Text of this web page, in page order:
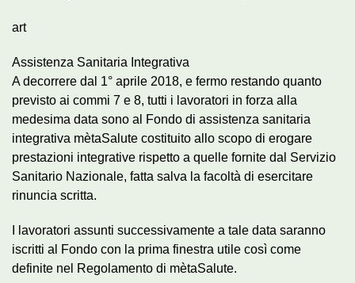
art
Assistenza Sanitaria Integrativa
A decorrere dal 1° aprile 2018, e fermo restando quanto
previsto ai commi 7 e 8, tutti i lavoratori in forza alla
medesima data sono al Fondo di assistenza sanitaria
integrativa mètaSalute costituito allo scopo di erogare
prestazioni integrative rispetto a quelle fornite dal Servizio
Sanitario Nazionale, fatta salva la facoltà di esercitare
rinuncia scritta.
I lavoratori assunti successivamente a tale data saranno
iscritti al Fondo con la prima finestra utile così come
definite nel Regolamento di mètaSalute.